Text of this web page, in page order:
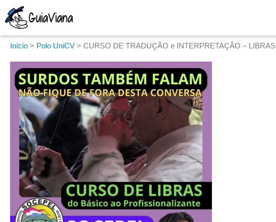
Início > Polo UniCV > CURSO DE TRADUÇÃO e INTERPRETAÇÃO – LIBRAS